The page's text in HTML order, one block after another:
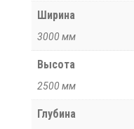
Ширина
3000 мм
Высота
2500 мм
Глубина